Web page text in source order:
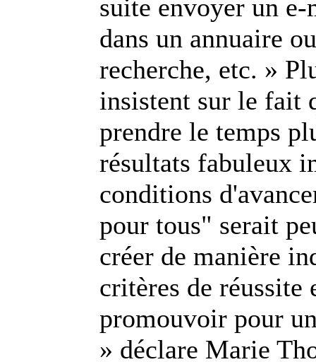
suite envoyer un
dans un annuaire
recherche, etc. »
insistent sur le fait
prendre le temps
résultats fabuleux
conditions
pour tous" serait
créer de manière
critères de réussite
promouvoir pour
» déclare Marie